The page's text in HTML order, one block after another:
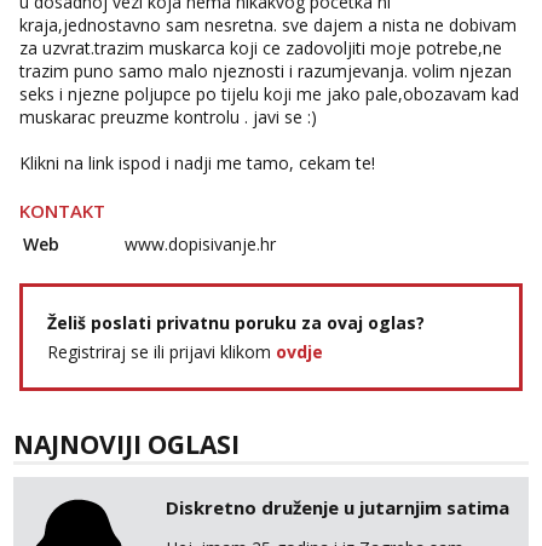
kraja,jednostavno sam nesretna. sve dajem a nista ne dobivam
za uzvrat.trazim muskarca koji ce zadovoljiti moje potrebe,ne
trazim puno samo malo njeznosti i razumjevanja. volim njezan
seks i njezne poljupce po tijelu koji me jako pale,obozavam kad
muskarac preuzme kontrolu . javi se :)
Klikni na link ispod i nadji me tamo, cekam te!
KONTAKT
Web www.dopisivanje.hr
Želiš poslati privatnu poruku za ovaj oglas?
Registriraj se ili prijavi klikom ovdje
NAJNOVIJI OGLASI
Diskretno druženje u jutarnjim satima